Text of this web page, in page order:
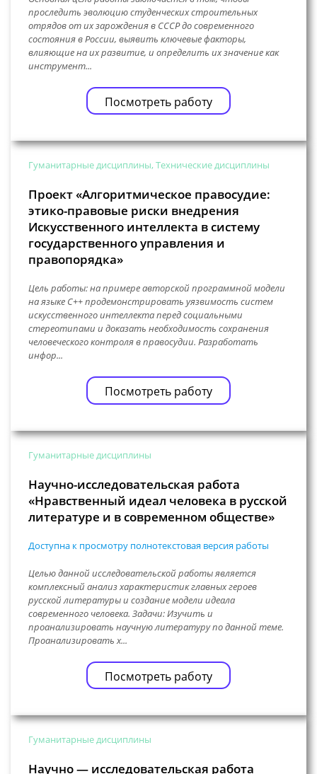
проследить эволюцию студенческих строительных
отрядов от их зарождения в СССР до современного
состояния в России, выявить ключевые факторы,
влияющие на их развитие, и определить их значение как
инструмент...
Посмотреть работу
Гуманитарные дисциплины, Технические дисциплины
Проект «Алгоритмическое правосудие:
этико-правовые риски внедрения
Искусственного интеллекта в систему
государственного управления и
правопорядка»
Цель работы: на примере авторской программной модели
на языке C++ продемонстрировать уязвимость систем
искусственного интеллекта перед социальными
стереотипами и доказать необходимость сохранения
человеческого контроля в правосудии. Разработать
инфор...
Посмотреть работу
Гуманитарные дисциплины
Научно-исследовательская работа
«Нравственный идеал человека в русской
литературе и в современном обществе»
Доступна к просмотру полнотекстовая версия работы
Целью данной исследовательской работы является
комплексный анализ характеристик главных героев
русской литературы и создание модели идеала
современного человека. Задачи: Изучить и
проанализировать научную литературу по данной теме.
Проанализировать х...
Посмотреть работу
Гуманитарные дисциплины
Научно — исследовательская работа